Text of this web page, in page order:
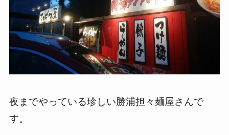
夜までやっている珍しい勝浦担々麺屋さんで
す。